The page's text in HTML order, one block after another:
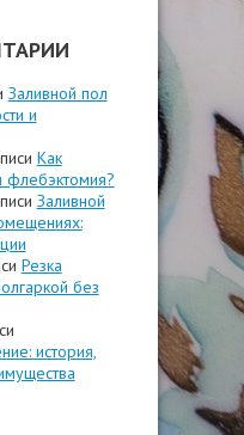
Заливной пол
и
Как
флебэктомия?
Заливной
Резка
без
история,